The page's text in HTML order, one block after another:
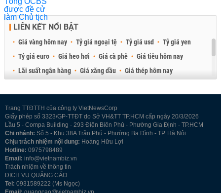
LIÊN KẾT NỔI BẬT
Giá vàng hôm nay Tỷ giá ngoại tệ Tỷ giá usd
Tỷ giá yen
Tỷ giá euro
Giá heo hơi Giá cà phê
Giá tiêu hôm nay
Lãi suất ngân hàng
Giá xăng dầu
Giá thép hôm nay
Trang TTĐTTH của công ty VietNewsCorp
Giấy phép số 3323/GP-TTĐT do Sở VH&TT TP.HCM cấp ngày 20/3/2026
Lầu 5 - Compa Building - 293 Điện Biên Phủ - Phường Gia Định - TP.HCM
Chi nhánh: Số 5 - Khu 38A Trần Phú - Phường Ba Đình - TP. Hà Nội
Chịu trách nhiệm nội dung: Hoàng Hữu Lợi
Hotline: 0975798489
Email: info@vietnambiz.vn
Trách nhiệm về thông tin
DỊCH VỤ QUẢNG CÁO
Tel: 0931589222 (Ms Ngọc)